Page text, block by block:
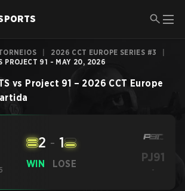
2026 CCT EUROPE SERIES #3
PROJECT 91 - MAY 20, 2026
vs Project 91 – 2026 CCT Europe
WIN
2 - 1
LOSE PJ91
-